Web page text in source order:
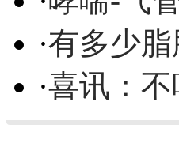
·有多少
·喜讯：